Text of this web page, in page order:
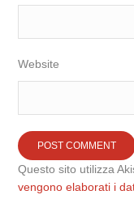
Website
Questo sito utilizza
vengono elaborati i